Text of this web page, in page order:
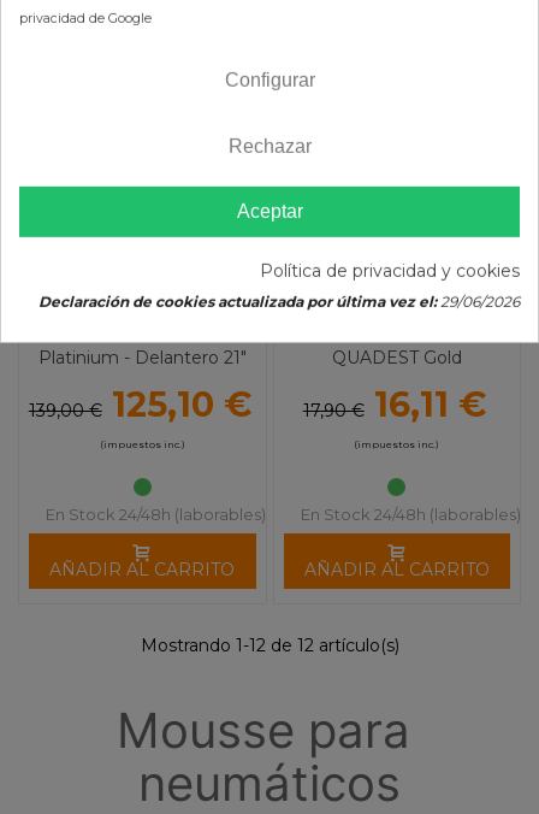
Platinium - Delantero 21"
139,00 € 125,10 €
(impuestos inc.)
En Stock 24/48h (laborables)
AÑADIR AL CARRITO
QUADEST Gold
17,90 € 16,11 €
(impuestos inc.)
En Stock 24/48h (laborables)
AÑADIR AL CARRITO
Mostrando 1-12 de 12 artículo(s)
Mousse para
neumáticos
privacidad de Google
Configurar
Rechazar
Aceptar
Política de privacidad y cookies
Declaración de cookies actualizada por última vez el:29/06/2026